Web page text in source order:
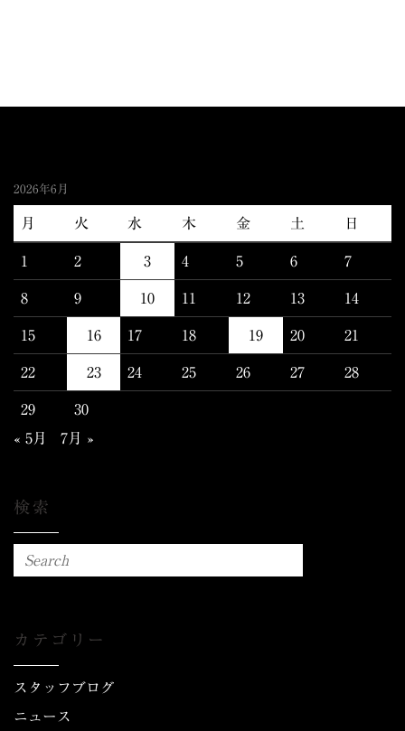
2026年6月
月 火 水 木 金 土 日
1 2 3 4 5 6 7
8 9 10 11 12 13 14
15 16 17 18 19 20 21
22 23 24 25 26 27 28
29
30
« 5月
7月 »
検索
カテゴリー
スタッフブログ
ニュース